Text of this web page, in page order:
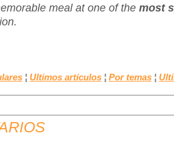
meal at one of the most
¦ Ultimos artículos ¦ Por temas ¦